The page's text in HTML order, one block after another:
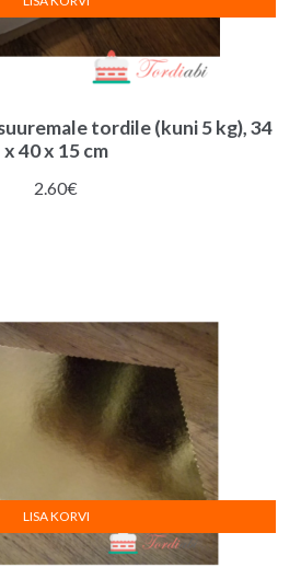
tordile (kuni 5 kg), 34
x 40 x 15 cm
2.60€
LISA KORVI